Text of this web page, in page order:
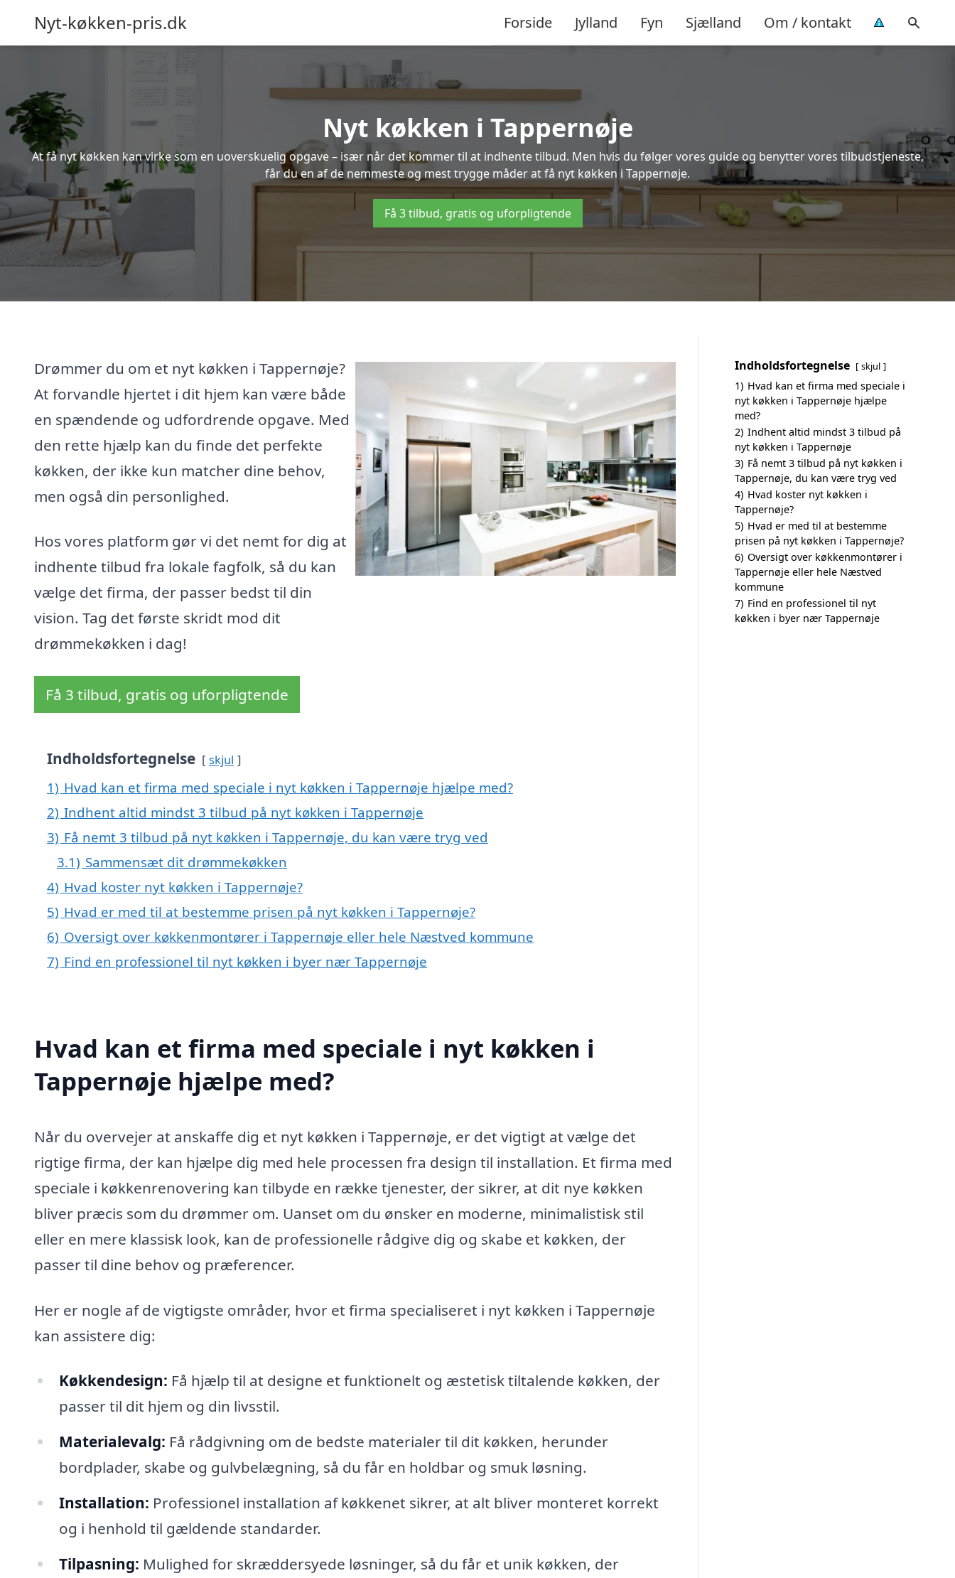
Nyt-køkken-pris.dk Forside Jylland Fyn Sjælland Om / kontakt
Nyt køkken i Tappernøje
At få nyt køkken kan virke som en uoverskuelig opgave – især når det kommer til at indhente tilbud. Men hvis du følger vores guide og benytter vores tilbudstjeneste,
får du en af de nemmeste og mest trygge måder at få nyt køkken i Tappernøje.
Få 3 tilbud, gratis og uforpligtende
Drømmer du om et nyt køkken i Tappernøje?
At forvandle hjertet i dit hjem kan være både
en spændende og udfordrende opgave. Med
den rette hjælp kan du finde det perfekte
køkken, der ikke kun matcher dine behov,
men også din personlighed.
Hos vores platform gør vi det nemt for dig at
indhente tilbud fra lokale fagfolk, så du kan
vælge det firma, der passer bedst til din
vision. Tag det første skridt mod dit
drømmekøkken i dag!
Få 3 tilbud, gratis og uforpligtende
Indholdsfortegnelse skjul
1) Hvad kan et firma med speciale i nyt køkken i Tappernøje hjælpe med?
2) Indhent altid mindst 3 tilbud på nyt køkken i Tappernøje
3) Få nemt 3 tilbud på nyt køkken i Tappernøje, du kan være tryg ved
3.1) Sammensæt dit drømmekøkken
4) Hvad koster nyt køkken i Tappernøje?
5) Hvad er med til at bestemme prisen på nyt køkken i Tappernøje?
6) Oversigt over køkkenmontører i Tappernøje eller hele Næstved kommune
7) Find en professionel til nyt køkken i byer nær Tappernøje
Hvad kan et firma med speciale i nyt køkken i
Tappernøje hjælpe med?
Når du overvejer at anskaffe dig et nyt køkken i Tappernøje, er det vigtigt at vælge det
rigtige firma, der kan hjælpe dig med hele processen fra design til installation. Et firma med
speciale i køkkenrenovering kan tilbyde en række tjenester, der sikrer, at dit nye køkken
bliver præcis som du drømmer om. Uanset om du ønsker en moderne, minimalistisk stil
eller en mere klassisk look, kan de professionelle rådgive dig og skabe et køkken, der
passer til dine behov og præferencer.
Her er nogle af de vigtigste områder, hvor et firma specialiseret i nyt køkken i Tappernøje
kan assistere dig:
Køkkendesign: Få hjælp til at designe et funktionelt og æstetisk tiltalende køkken, der
passer til dit hjem og din livsstil.
Materialevalg: Få rådgivning om de bedste materialer til dit køkken, herunder
bordplader, skabe og gulvbelægning, så du får en holdbar og smuk løsning.
Installation: Professionel installation af køkkenet sikrer, at alt bliver monteret korrekt
og i henhold til gældende standarder.
Tilpasning: Mulighed for skræddersyede løsninger, så du får et unik køkken, der
Indholdsfortegnelse skjul
1) Hvad kan et firma med speciale i
nyt køkken i Tappernøje hjælpe
med?
2) Indhent altid mindst 3 tilbud på
nyt køkken i Tappernøje
3) Få nemt 3 tilbud på nyt køkken i
Tappernøje, du kan være tryg ved
4) Hvad koster nyt køkken i
Tappernøje?
5) Hvad er med til at bestemme
prisen på nyt køkken i Tappernøje?
6) Oversigt over køkkenmontører i
Tappernøje eller hele Næstved
kommune
7) Find en professionel til nyt
køkken i byer nær Tappernøje